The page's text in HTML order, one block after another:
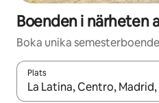
Boenden i närheten
Boka unika
Plats
När resultaten är tillgängliga